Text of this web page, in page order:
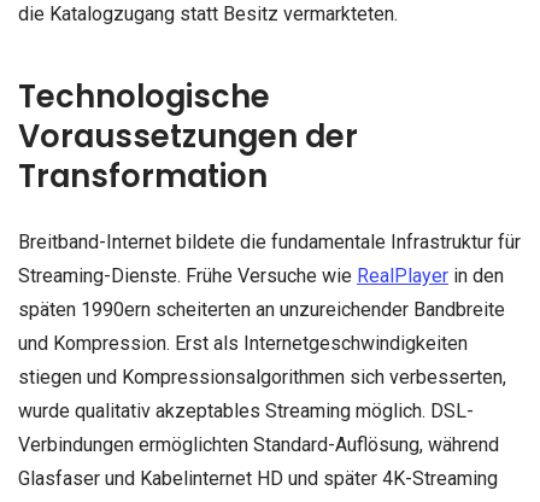
die Katalogzugang statt Besitz vermarkteten.
Technologische
Voraussetzungen der
Transformation
Breitband-Internet bildete die fundamentale Infrastruktur für
Streaming-Dienste. Frühe Versuche wie RealPlayer in den
späten 1990ern scheiterten an unzureichender Bandbreite
und Kompression. Erst als Internetgeschwindigkeiten
stiegen und Kompressionsalgorithmen sich verbesserten,
wurde qualitativ akzeptables Streaming möglich. DSL-
Verbindungen ermöglichten Standard-Auflösung, während
Glasfaser und Kabelinternet HD und später 4K-Streaming